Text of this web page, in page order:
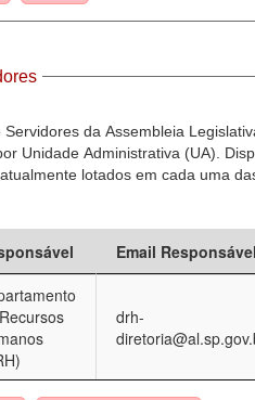
da Assembleia
Unidade Administrativa (UA).
lotados em cada uma
Email
drh-